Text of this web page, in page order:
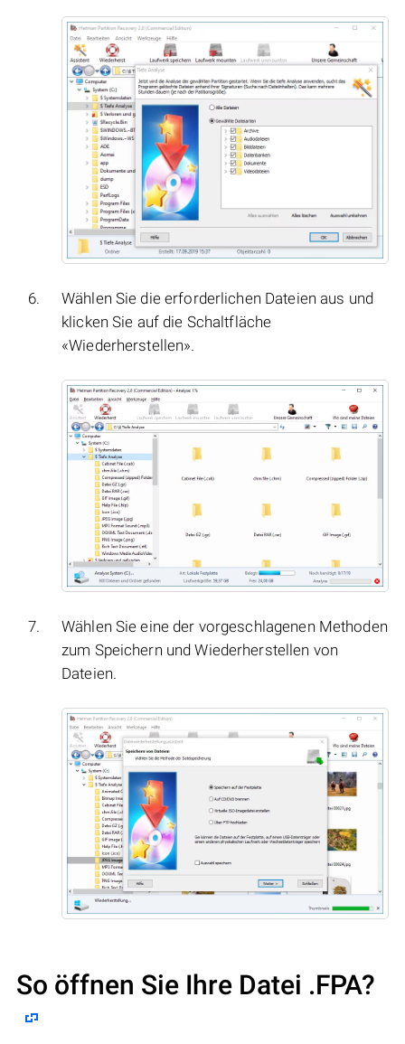
Wählen Sie die erforderlichen Dateien aus und
klicken Sie auf die Schaltfläche
«Wiederherstellen».
Wählen Sie eine der vorgeschlagenen Methoden
zum Speichern und Wiederherstellen von
Dateien.
So öffnen Sie Ihre Datei .FPA?